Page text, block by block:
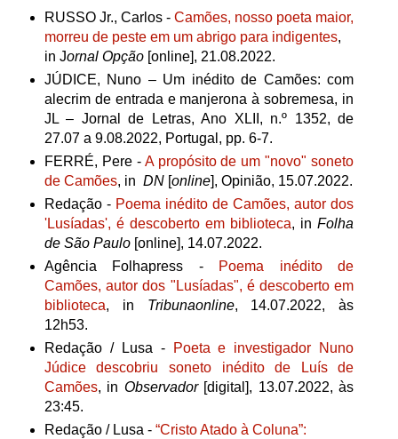
RUSSO Jr., Carlos - Camões, nosso poeta maior,
morreu de peste em um abrigo para indigentes,
in Jornal Opção[online], 21.08.2022.
JÚDICE, Nuno – Um inédito de Camões: com
alecrim de entrada e manjerona à sobremesa, in
JL – Jornal de Letras, Ano XLII, n.º 1352, de
27.07 a 9.08.2022, Portugal, pp. 6-7.
FERRÉ, Pere - A propósito de um "novo" soneto
de Camões, in DN[online], Opinião, 15.07.2022.
Redação - Poema inédito de Camões, autor dos
'Lusíadas', é descoberto em biblioteca, inFolha
de São Paulo [online], 14.07.2022.
Agência Folhapress -
Poema inédito de
Camões, autor dos "Lusíadas", é descoberto em
biblioteca, in Tribunaonline, 14.07.2022, às
12h53.
Redação / Lusa -
Poeta e investigador Nuno
Júdice descobriu soneto inédito de Luís de
Camões, in Observador[digital], 13.07.2022, às
23:45.
Redação / Lusa - “Cristo Atado à Coluna”: